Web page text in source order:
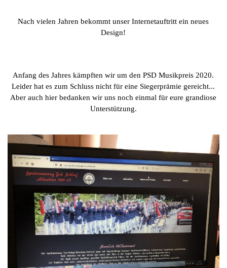
Nach vielen Jahren bekommt unser Internetauftritt ein neues
Design!
Anfang des Jahres kämpften wir um den PSD Musikpreis 2020.
Leider hat es zum Schluss nicht für eine Siegerprämie gereicht...
Aber auch hier bedanken wir uns noch einmal für eure grandiose
Unterstützung.